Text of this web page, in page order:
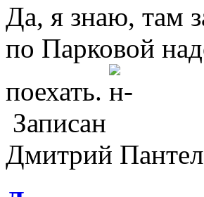
Да, я знаю, там
по Парковой
поехать.
Записан
Дмитрий